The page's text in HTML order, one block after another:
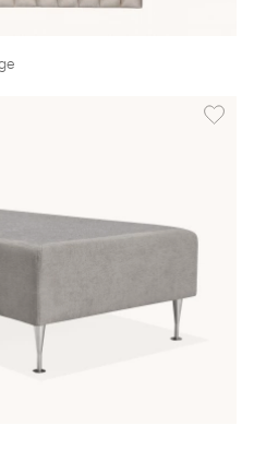
Lägg
även i dessa färger: